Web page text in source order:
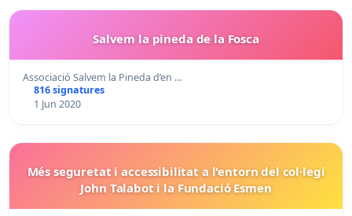
Salvem la pineda de la Fosca
Associació Salvem la Pineda d’en …
816 signatures
1 Jun 2020
Més seguretat i accessibilitat a l'entorn del col·legi
John Talabot i la Fundació Esmen